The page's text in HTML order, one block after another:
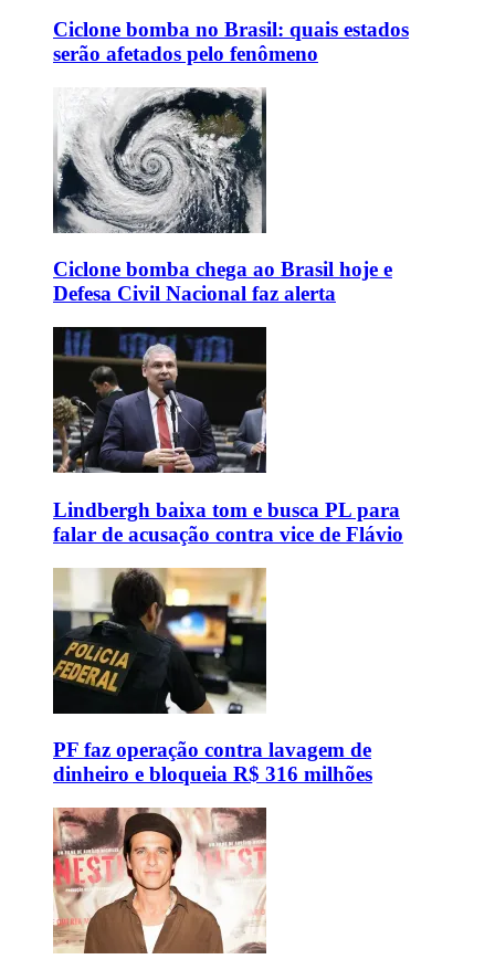
Ciclone bomba no Brasil: quais estados
serão afetados pelo fenômeno
Ciclone bomba chega ao Brasil hoje e
Defesa Civil Nacional faz alerta
Lindbergh baixa tom e busca PL para
falar de acusação contra vice de Flávio
PF faz operação contra lavagem de
dinheiro e bloqueia R$ 316 milhões